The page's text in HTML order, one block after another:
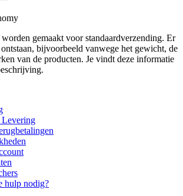
gemaakt voor standaardverzending. Er
bijvoorbeeld vanwege het gewicht, de
van de producten. Je vindt deze informatie
hulp nodig?